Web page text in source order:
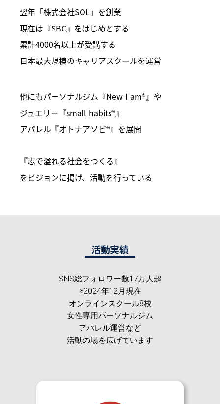
翌年「株式会社SOL」を創業
現在は『SBC』をはじめとする
累計4000名以上が受講する
日本最大規模のキャリアスクールを運営
他にもパーソナルジム『New I am®』や
ジュエリー『small habits®』
アパレル『オトナアソビ®︎』を展開
『志で溢れる社会をつくる』
を ビジョンに掲げ、活動を行っている
活動実績
SNS総フォロワー数17万人超
※2024年12月現在
オンラインスクール8校
女性専用パーソナルジム
アパレル運営など
活動の場を広げています